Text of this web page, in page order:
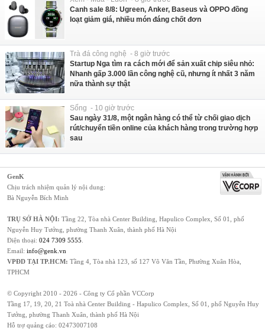
Canh sale 8/8: Ugreen, Anker, Baseus và OPPO đồng
loạt giảm giá, nhiều món đáng chốt đơn
Trà đá công nghệ - 8 giờ trước
Startup Nga tìm ra cách mới để sản xuất chip siêu nhỏ:
Nhanh gấp 3.000 lần công nghệ cũ, nhưng ít nhất 3 năm
nữa thành sự thật
Sống - 10 giờ trước
Sau ngày 31/8, một ngân hàng có thể từ chối giao dịch
rút/chuyển tiền online của khách hàng trong trường hợp
sau
GenK
Chịu trách nhiệm quản lý nội dung:
Bà Nguyễn Bích Minh
TRỤ SỞ HÀ NỘI: Tầng 22, Tòa nhà Center Building, Hapulico Complex, Số 01, phố
Nguyễn Huy Tưởng, phường Thanh Xuân, thành phố Hà Nội
Điện thoại: 024 7309 5555
Email: info@genk.vn
VPĐD TẠI TP.HCM: Tầng 4, Tòa nhà 123, số 127 Võ Văn Tần, Phường Xuân Hòa,
TPHCM
© Copyright 2010 - 2026 - Công ty Cổ phần VCCorp
Tầng 17, 19, 20, 21 Toà nhà Center Building - Hapulico Complex, Số 01, phố Nguyễn Huy
Tưởng, phường Thanh Xuân, thành phố Hà Nội
Hỗ trợ quảng cáo: 02473007108